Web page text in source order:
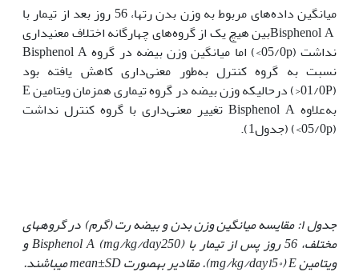
میانگین داده‌های مربوط به وزن بدن رت­ها، 56 روز بعد از تیمار با
Bisphenol Aبین هیچ یک از گروه‌های چهارگانه اختلاف معنی­داری
نداشت (05/0p>) اما میانگین وزن بیضه در گروه Bisphenol A
نسبت به گروه کنترل به‌طور معنی‌داری کاهش یافته بود
(01/0P<) درحالی‏که وزن بیضه در گروه تیماری هم‏زمان ویتامین E
به‌علاوه Bisphenol A تغییر معنی‌داری با گروه کنترل نداشت
(05/0p>) (جدول1).
جدول ١: مقایسه میانگین وزن بدن و بیضه رت (گرم) در گروه­های
مختلف، 56 روز پس از تیمار با
Bisphenol A (mg/kg/day
250) و
ویتامینE
(
mg/kg/day١5٠). مقادیر به‏صورت mean±SDمی­باشند.